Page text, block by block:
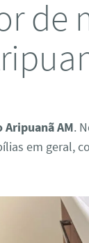
de
AM.
em geral,